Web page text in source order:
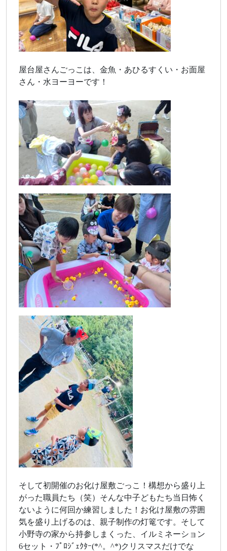
屋台屋さんごっこは、金魚・あひるすくい・お面屋
さん・水ヨーヨーです！
そして初開催のお化け屋敷ごっこ！構想から盛り上
がった職員たち（笑）そんな中子どもたち当日怖く
ないように何回か練習しました！お化け屋敷の雰囲
気を盛り上げるのは、親子制作の灯篭です。そして
小野寺の家から持参しまくった、イルミネーション
6セット・ﾌﾟﾛｼﾞｪｸﾀｰ(*^。^*)クリスマスだけでな